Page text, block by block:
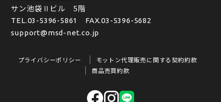
サン池袋Ⅱビル 5階
TEL.03-5396-5861
FAX.03-5396-5682
support@msd-net.co.jp
プライバシーポリシー
モットン代理販売に関する契約約款
商品売買約款